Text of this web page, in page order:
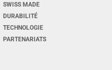
SWISS MADE
DURABILITÉ
TECHNOLOGIE
PARTENARIATS